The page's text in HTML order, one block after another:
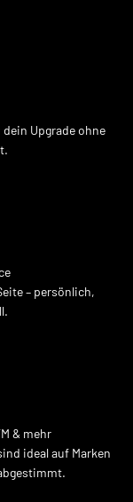
Upgrade ohne
– persönlich,
& mehr
ideal auf Marken